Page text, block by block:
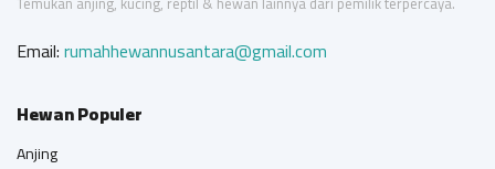
Email:rumahhewannusantara@gmail.com
Hewan Populer
Anjing